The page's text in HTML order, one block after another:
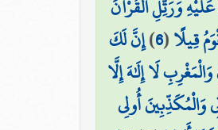
وَرَتِّلِ الْقُرْآنَ
قِيلًا(
6
)إِنَّ لَكَ
لَا إِلَٰهَ إِلَّا
وَالْمُكَذِّبِينَ أُولِي